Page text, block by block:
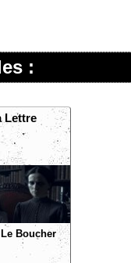
:
Lettre
Boucher